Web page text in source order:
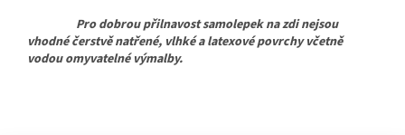
Pro dobrou přilnavost samolepek na zdi nejsou
vhodné čerstvě natřené, vlhké a latexové povrchy včetně
vodou omyvatelné výmalby.